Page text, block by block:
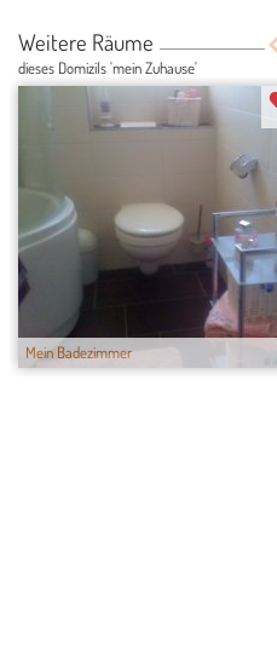
Weitere Räume
dieses Domizils 'mein Zuhause'
Mein Badezimmer